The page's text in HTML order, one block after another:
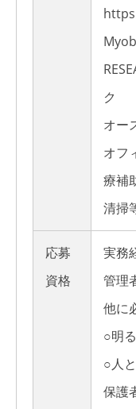
ク
オー
オフ
療補
清掃
応募
資格
実務
管理
他に
○明
○人
保護